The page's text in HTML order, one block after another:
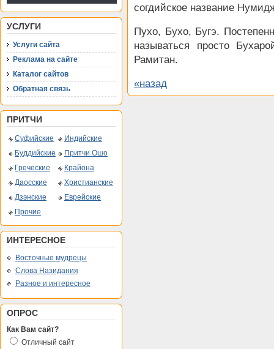
УСЛУГИ
Услуги сайта
Реклама на сайте
Каталог сайтов
Обратная связь
ПРИТЧИ
Суфийские
Индийские
Буддийские
Притчи Ошо
Греческие
Крайона
Даосские
Христианские
Дзэнские
Еврейские
Прочие
ИНТЕРЕСНОЕ
Восточные мудрецы
Слова Назидания
Разное и интересное
ОПРОС
Как Вам сайт?
Отличный сайт
согдийское название
Пухо, Бухо, Бугэ.
называться просто
Рамитан.
«назад